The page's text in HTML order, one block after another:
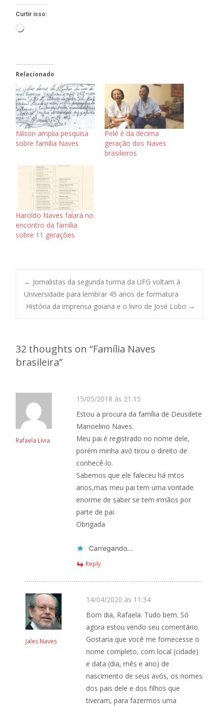
Curtir isso:
Carregando...
Relacionado
Nilson amplia pesquisa
sobre família Naves
Pelé é da décima
geração dos Naves
brasileiros
Haroldo Naves falará no
encontro da família
sobre 11 gerações
Post
navigation
← Jornalistas da segunda turma da UFG voltam à
Universidade para lembrar 45 anos de formatura
História da imprensa goiana e o livro de José Lobo →
32 thoughts on “Família Naves
brasileira”
Rafaela Lívia
15/05/2018 às 21:15
Estou a procura da família de Deusdete
Manoelino Naves.
Meu pai é registrado no nome dele,
porém minha avó tirou o direito de
conhecê-lo.
Sabemos que ele faleceu há mtos
anos,mas meu pai tem uma vontade
enorme de saber se tem irmãos por
parte de pai.
Obrigada
Carregando...
Reply
Jales Naves
14/04/2020 às 11:34
Bom dia, Rafaela. Tudo bem. Só
agora estou vendo seu comentário.
Gostaria que você me fornecesse o
nome completo, com local (cidade)
e data (dia, mês e ano) de
nascimento de seus avós, os nomes
dos pais dele e dos filhos que
tiveram, para fazermos uma